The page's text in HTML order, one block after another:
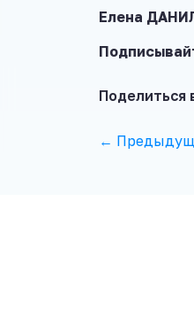
Елена
Поделиться
←